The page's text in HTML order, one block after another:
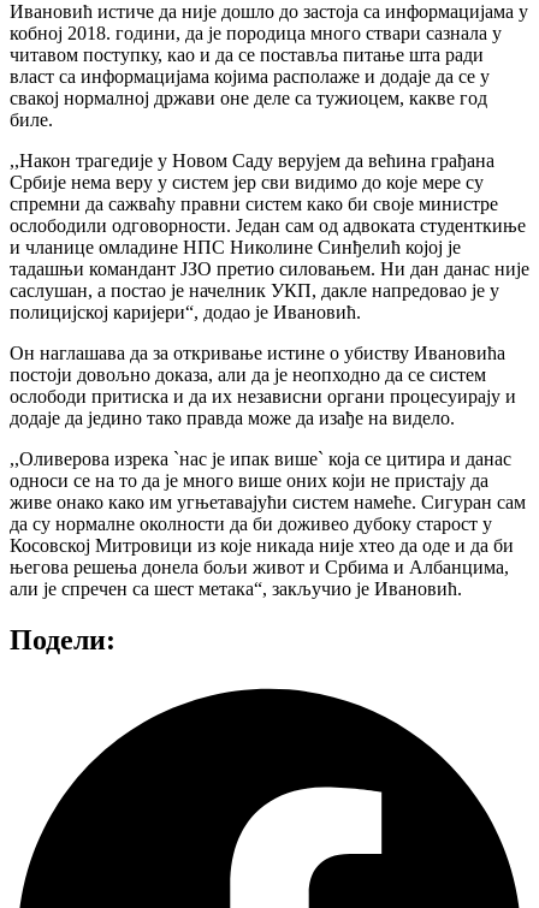
Ивановић истиче да није дошло до застоја са информацијама у
кобној 2018. години, да је породица много ствари сазнала у
читавом поступку, као и да се поставља питање шта ради
власт са информацијама којима располаже и додаје да се у
свакој нормалној држави оне деле са тужиоцем, какве год
биле.
,,Након трагедије у Новом Саду верујем да већина грађана
Србије нема веру у систем јер сви видимо до које мере су
спремни да сажваћу правни систем како би своје министре
ослободили одговорности. Један сам од адвоката студенткиње
и чланице омладине НПС Николине Синђелић којој је
тадашњи командант ЈЗО претио силовањем. Ни дан данас није
саслушан, а постао је начелник УКП, дакле напредовао је у
полицијској каријери“, додао је Ивановић.
Он наглашава да за откривање истине о убиству Ивановића
постоји довољно доказа, али да је неопходно да се систем
ослободи притиска и да их независни органи процесуирају и
додаје да једино тако правда може да изађе на видело.
,,Оливерова изрека `нас је ипак више` која се цитира и данас
односи се на то да је много више оних који не пристају да
живе онако како им угњетавајући систем намеће. Сигуран сам
да су нормалне околности да би доживео дубоку старост у
Косовској Митровици из које никада није хтео да оде и да би
његова решења донела бољи живот и Србима и Албанцима,
али је спречен са шест метака“, закључио је Ивановић.
Подели: